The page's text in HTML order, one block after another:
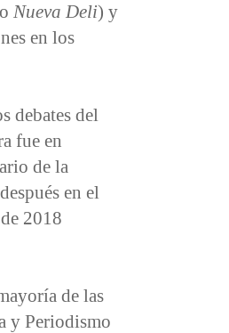
o Nueva Deli) y
en los
debates del
fue en
de la
en el
2018
de las
y Periodismo